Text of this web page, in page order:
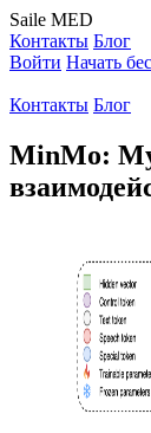
Saile MED
Контакты Блог
Войти Начать
Контакты Блог
MinMo: